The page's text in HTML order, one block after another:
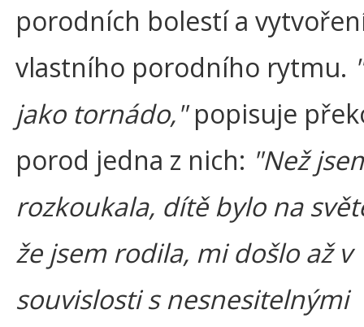
porodních bolestí a
vlastního porodního rytmu.
jako tornádo,"popisuje
porod jedna z nich: "Než
rozkoukala, dítě bylo na
že jsem rodila, mi došlo až v
souvislosti s nesnesitelnými